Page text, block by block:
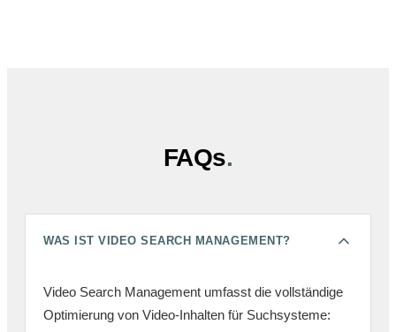
FAQs.
WAS IST VIDEO SEARCH MANAGEMENT?
Video Search Management umfasst die vollständige
Optimierung von Video-Inhalten für Suchsysteme: